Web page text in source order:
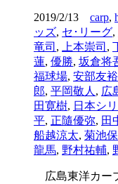
2019/2/13 carp,
ッズ, セ･リーグ,
竜司 , 上本崇司 ,
蓮, 優勝, 坂倉将
福球場, 安部友裕
郎, 平岡敬人 , 広
田寛樹, 日本シ
平, 正隨優弥, 田
船越涼太, 菊池保
龍馬, 野村祐輔,
広島東洋カー